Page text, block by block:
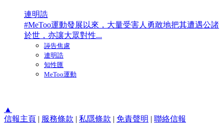
連明誥
#MeToo運動發展以來，大量受害人勇敢地把其遭遇公諸
於世，亦讓大眾對性...
誣告焦慮
連明誥
知性匯
MeToo運動
▲
信報主頁 | 服務條款 | 私隱條款 | 免責聲明 | 聯絡信報